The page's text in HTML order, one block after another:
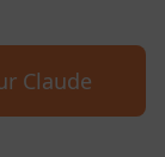
Claude